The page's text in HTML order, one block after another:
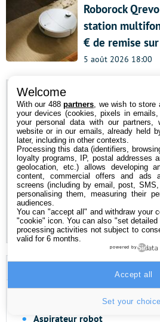
Roborock
station
€ de remise
5 août 2026 18:00
Newsletter
Abonnez-vous à notre newsletter
dernières actus par mail !
e-
mail
*
Politique de confidentialité
Aspirateur robot
Welcome
With our 488partners , we wish to
your devices (cookies, pixels in
your personal data with our partners,
website or in our emails, already held
later, including in other contexts.
Processing this data (identifiers,
loyalty programs, IP, postal addresses
geolocation, etc.) allows developing
content, commercial offers and ads
screens (including by email, post,
personalising them, measuring their
audiences.
You can "accept all" and withdraw your
"cookie" icon. You can also "set
processing activities not subject to
valid for 6 months.
powered by
Set your
Accept all